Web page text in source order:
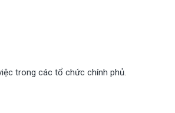
trong các tổ chức chính phủ.